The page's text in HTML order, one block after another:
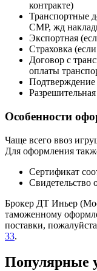
контракте)
Транспортные
СМР, жд
Экспортная
Страховка
Договор с
оплаты
Подтверждение
Особенности
Чаще всего ввоз
Для оформления
Сертификат
Свидетельство
Брокер ДТ Иньер
таможенному
поставки,
33.
Популярные